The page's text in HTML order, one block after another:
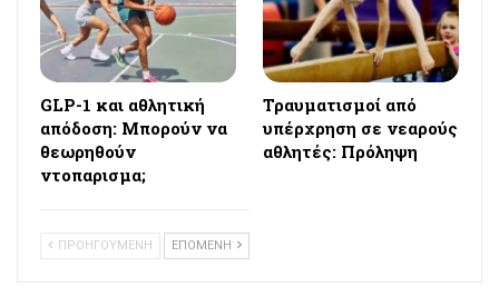
GLP-1 και αθλητική
απόδοση: Μπορούν να
θεωρηθούν
ντοπαρισμα;
Τραυματισμοί από
υπέρχρηση σε νεαρούς
αθλητές: Πρόληψη
ΠΡΟΗΓΟΥΜΕΝΗ ΕΠΟΜΕΝΗ